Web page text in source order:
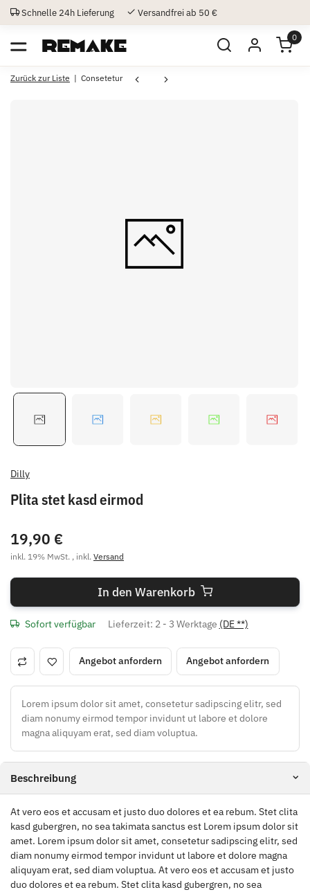
Schnelle 24h Lieferung Versandfrei ab 50 €
0
Zurück zur Liste Consetetur
Dilly
Plita stet kasd eirmod
19,90 €
inkl. 19% MwSt. , inkl. Versand
In den Warenkorb
Sofort verfügbar Lieferzeit: 2 - 3 Werktage (DE **)
Angebot anfordern Angebot anfordern
Lorem ipsum dolor sit amet, consetetur sadipscing elitr, sed
diam nonumy eirmod tempor invidunt ut labore et dolore
magna aliquyam erat, sed diam voluptua.
Beschreibung
At vero eos et accusam et justo duo dolores et ea rebum. Stet clita
kasd gubergren, no sea takimata sanctus est Lorem ipsum dolor sit
amet. Lorem ipsum dolor sit amet, consetetur sadipscing elitr, sed
diam nonumy eirmod tempor invidunt ut labore et dolore magna
aliquyam erat, sed diam voluptua. At vero eos et accusam et justo
duo dolores et ea rebum. Stet clita kasd gubergren, no sea